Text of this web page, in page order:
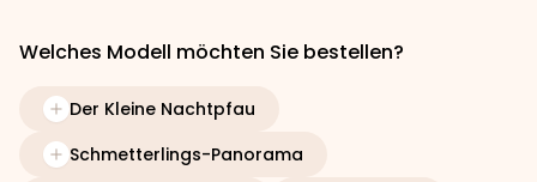
Welches Modell möchten Sie bestellen?
Der Kleine Nachtpfau
Schmetterlings-Panorama